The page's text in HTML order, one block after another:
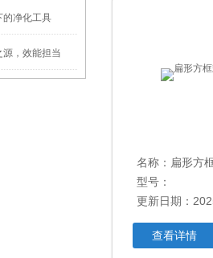
的净化工具
源，效能担当
名称：扁形方
型号：
更新日期：
查看详情